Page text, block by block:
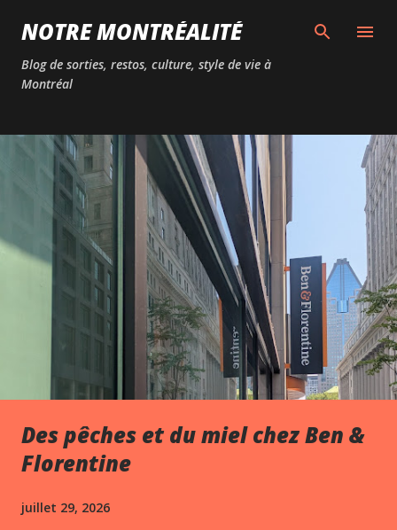
Passer au contenu principal
NOTRE MONTRÉALITÉ
Blog de sorties, restos, culture, style de vie à
Montréal
Des pêches et du miel chez Ben &
Florentine
juillet 29, 2026